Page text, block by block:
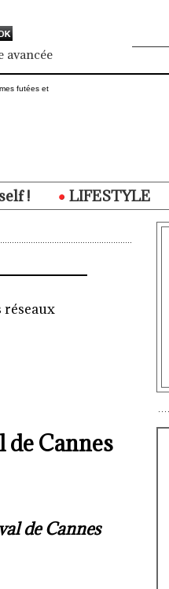
avancée
! LIFESTYLE
réseaux
de Cannes
de Cannes